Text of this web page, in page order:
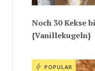
Noch 30 Kekse
{Vanillekugeln}
POPULAR